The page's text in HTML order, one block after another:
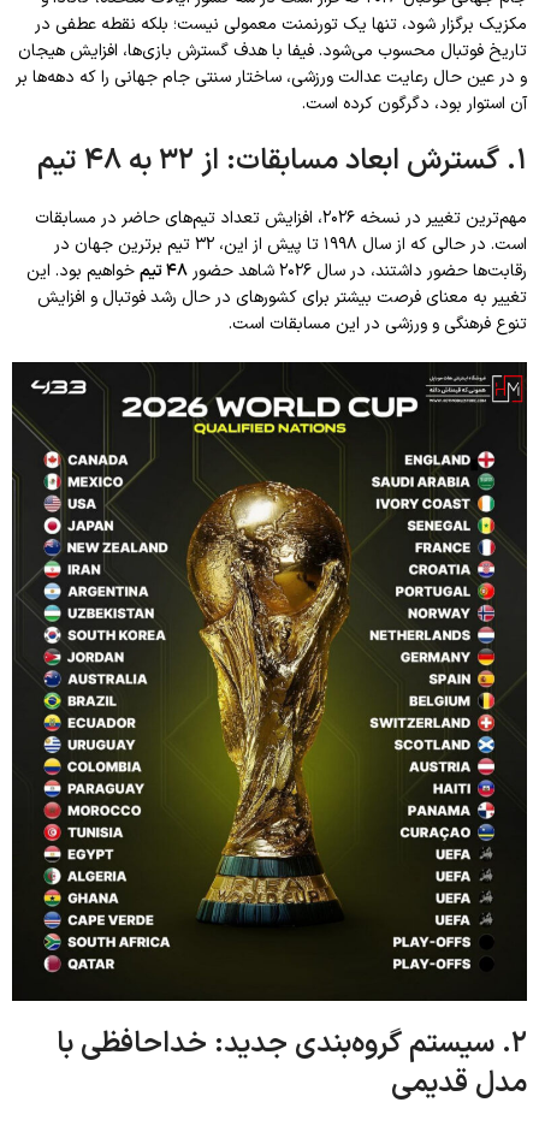
مکزیک برگزار شود، تنها یک تورنمنت معمولی نیست؛ بلکه نقطه عطفی در
تاریخ فوتبال محسوب می‌شود. فیفا با هدف گسترش بازی‌ها، افزایش هیجان
و در عین حال رعایت عدالت ورزشی، ساختار سنتی جام جهانی را که دهه‌ها بر
آن استوار بود، دگرگون کرده است.
۱. گسترش ابعاد مسابقات: از ۳۲ به ۴۸ تیم
مهم‌ترین تغییر در نسخه ۲۰۲۶، افزایش تعداد تیم‌های حاضر در مسابقات
است. در حالی که از سال ۱۹۹۸ تا پیش از این، ۳۲ تیم برترین جهان در
رقابت‌ها حضور داشتند، در سال ۲۰۲۶ شاهد حضور
۴۸ تیم
خواهیم بود. این
تغییر به معنای فرصت بیشتر برای کشورهای در حال رشد فوتبال و افزایش
تنوع فرهنگی و ورزشی در این مسابقات است.
۲. سیستم گروه‌بندی جدید: خداحافظی با
مدل قدیمی